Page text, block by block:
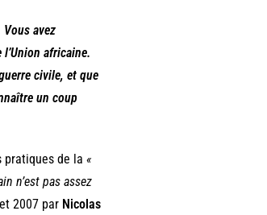
avez
africaine.
civile, et que
un coup
de la «
n’est pas assez
2007 par Nicolas